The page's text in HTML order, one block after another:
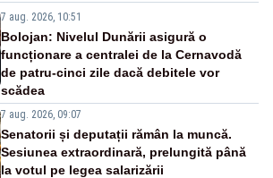
7 aug. 2026, 10:51
Bolojan: Nivelul Dunării asigură o
funcționare a centralei de la Cernavodă
de patru-cinci zile dacă debitele vor
scădea
7 aug. 2026, 09:07
Senatorii și deputații rămân la muncă.
Sesiunea extraordinară, prelungită până
la votul pe legea salarizării